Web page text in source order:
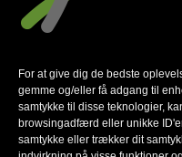
For at give dig de bedste
gemme og/eller få adgang til
samtykke til disse teknologier,
browsingadfærd eller unikke
samtykke eller trækker dit
Familienetværket